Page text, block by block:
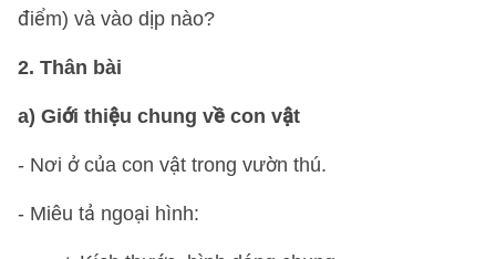
điểm) và vào dịp nào?
2. Thân bài
a) Giới thiệu chung về con vật
- Nơi ở của con vật trong vườn thú.
- Miêu tả ngoại hình: